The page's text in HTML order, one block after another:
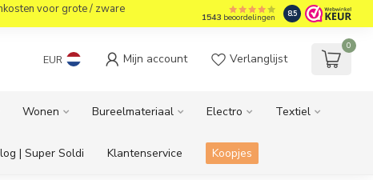
voor grote / zware
1543beoordelingen 8.5
EUR Mijn account Verlanglijst
0
Wonen Bureelmateriaal Electro Textiel
| Super Soldi Klantenservice Koopjes